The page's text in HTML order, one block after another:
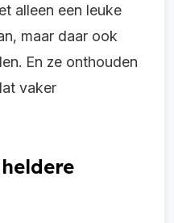
alleen een leuke
maar daar ook
En ze onthouden
vaker